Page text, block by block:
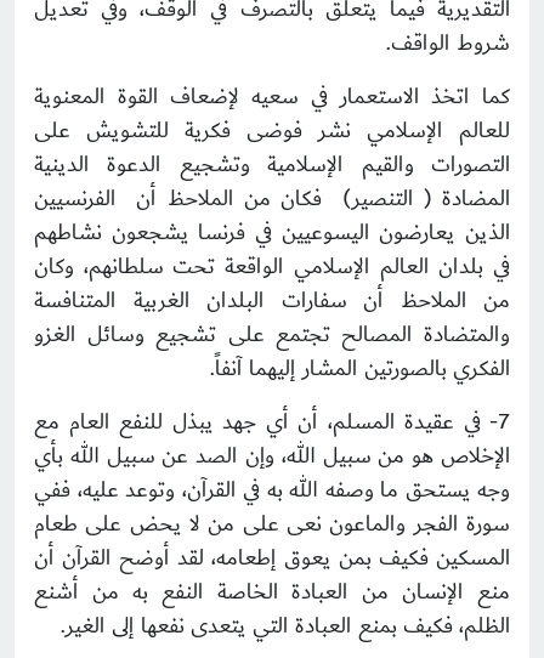
التقديرية فيما يتعلق بالتصرف في الوقف، وفي تعديل
شروط الواقف.
كما اتخذ الاستعمار في سعيه لإضعاف القوة المعنوية
للعالم الإسلامي نشر فوضى فكرية للتشويش على
التصورات والقيم الإسلامية وتشجيع الدعوة الدينية
المضادة ( التنصير) فكان من الملاحظ أن الفرنسيين
الذين يعارضون اليسوعيين في فرنسا يشجعون نشاطهم
في بلدان العالم الإسلامي الواقعة تحت سلطانهم، وكان
من الملاحظ أن سفارات البلدان الغربية المتنافسة
والمتضادة المصالح تجتمع على تشجيع وسائل الغزو
الفكري بالصورتين المشار إليهما آنفاً.
7- في عقيدة المسلم، أن أي جهد يبذل للنفع العام مع
الإخلاص هو من سبيل الله، وإن الصد عن سبيل الله بأي
وجه يستحق ما وصفه الله به في القرآن، وتوعد عليه، ففي
سورة الفجر والماعون نعى على من لا يحض على طعام
المسكين فكيف بمن يعوق إطعامه، لقد أوضح القرآن أن
منع الإنسان من العبادة الخاصة النفع به من أشنع
الظلم، فكيف بمنع العبادة التي يتعدى نفعها إلى الغير.